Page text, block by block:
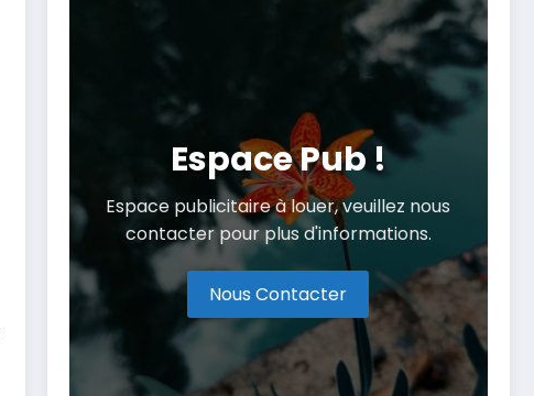
Espace Pub !
Espace publicitaire à louer, veuillez nous
contacter pour plus d'informations.
Nous Contacter